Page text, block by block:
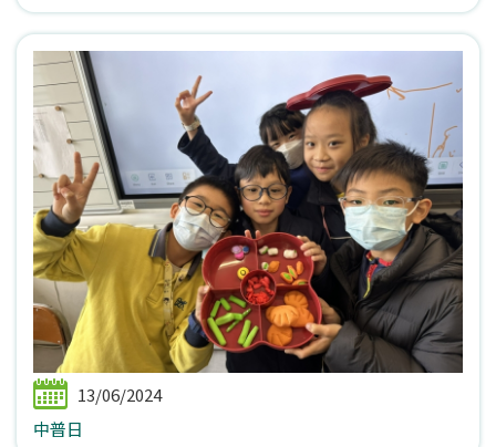
13/06/2024
中普日